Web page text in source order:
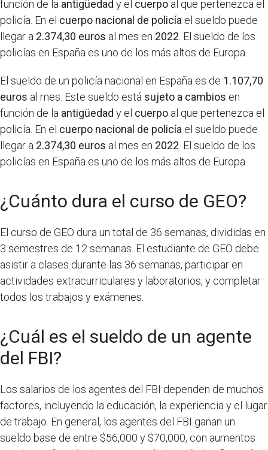
función de la antigüedad y el cuerpo al que pertenezca el
policía. En el cuerpo nacional de policía el sueldo puede
llegar a 2.374,30 euros al mes en 2022 . El sueldo de los
policías en España es uno de los más altos de Europa.
El sueldo de un policía nacional en España es de 1.107,70
euros al mes. Este sueldo está sujeto a cambios en
función de la antigüedad y el cuerpo al que pertenezca el
policía. En el cuerpo nacional de policía el sueldo puede
llegar a 2.374,30 euros al mes en 2022 . El sueldo de los
policías en España es uno de los más altos de Europa.
¿Cuánto dura el curso de GEO?
El curso de GEO dura un total de 36 semanas, divididas en
3 semestres de 12 semanas. El estudiante de GEO debe
asistir a clases durante las 36 semanas, participar en
actividades extracurriculares y laboratorios, y completar
todos los trabajos y exámenes.
¿Cuál es el sueldo de un agente
del FBI?
Los salarios de los agentes del FBI dependen de muchos
factores, incluyendo la educación, la experiencia y el lugar
de trabajo. En general, los agentes del FBI ganan un
sueldo base de entre $56,000 y $70,000, con aumentos